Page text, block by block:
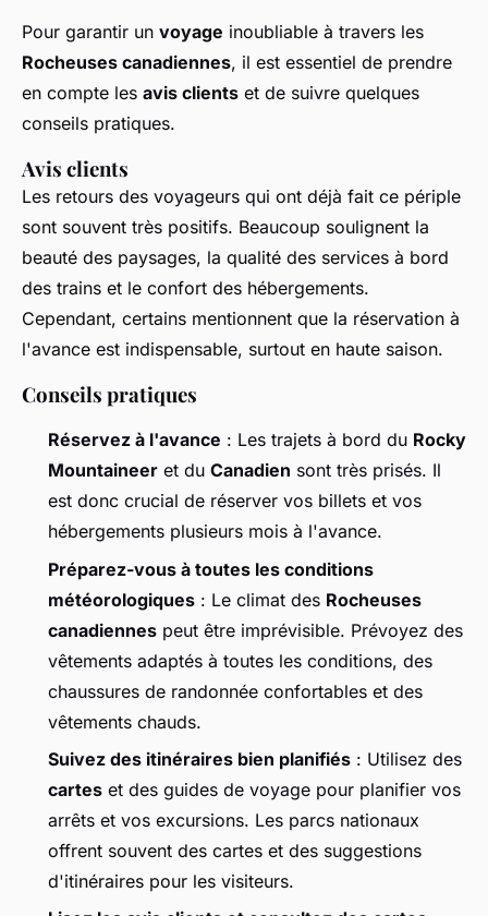
Pour garantir un voyage inoubliable à travers les
Rocheuses canadiennes, il est essentiel de prendre
en compte les avis clients et de suivre quelques
conseils pratiques.
Avis clients
Les retours des voyageurs qui ont déjà fait ce périple
sont souvent très positifs. Beaucoup soulignent la
beauté des paysages, la qualité des services à bord
des trains et le confort des hébergements.
Cependant, certains mentionnent que la réservation à
l'avance est indispensable, surtout en haute saison.
Conseils pratiques
Réservez à l'avance : Les trajets à bord du Rocky
Mountaineer et du Canadien sont très prisés. Il
est donc crucial de réserver vos billets et vos
hébergements plusieurs mois à l'avance.
Préparez-vous à toutes les conditions
météorologiques : Le climat des Rocheuses
canadiennes peut être imprévisible. Prévoyez des
vêtements adaptés à toutes les conditions, des
chaussures de randonnée confortables et des
vêtements chauds.
Suivez des itinéraires bien planifiés : Utilisez des
cartes et des guides de voyage pour planifier vos
arrêts et vos excursions. Les parcs nationaux
offrent souvent des cartes et des suggestions
d'itinéraires pour les visiteurs.